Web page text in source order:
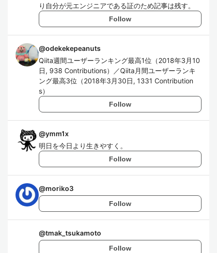
り自分が元エンジニアである証のため記事は残す。
Follow
@odekekepeanuts
Qiita週間ユーザーランキング最高1位（2018年3月10
日, 938 Contributions）／Qiita月間ユーザーランキ
ング最高3位（2018年3月30日, 1331 Contribution
s）
Follow
@ymm1x
明日を今日より生きやすく。
Follow
@moriko3
Follow
@tmak_tsukamoto
Follow